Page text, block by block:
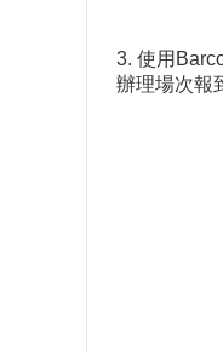
3. 使用
辦理場次報